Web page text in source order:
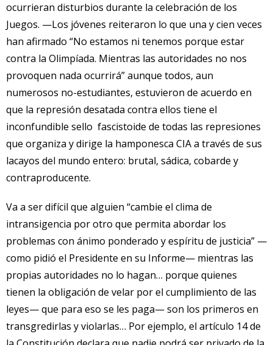
ocurrieran disturbios durante la celebración de los
Juegos. —Los jóvenes reiteraron lo que una y cien veces
han afirmado “No estamos ni tenemos porque estar
contra la Olimpíada. Mientras las autoridades no nos
provoquen nada ocurrirá” aunque todos, aun
numerosos no-estudiantes, estuvieron de acuerdo en
que la represión desatada contra ellos tiene el
inconfundible sello fascistoide de todas las represiones
que organiza y dirige la hamponesca CIA a través de sus
lacayos del mundo entero: brutal, sádica, cobarde y
contraproducente.
Va a ser difícil que alguien “cambie el clima de
intransigencia por otro que permita abordar los
problemas con ánimo ponderado y espíritu de justicia” —
como pidió el Presidente en su Informe— mientras las
propias autoridades no lo hagan… porque quienes
tienen la obligación de velar por el cumplimiento de las
leyes— que para eso se les paga— son los primeros en
transgredirlas y violarlas… Por ejemplo, el artículo 14 de